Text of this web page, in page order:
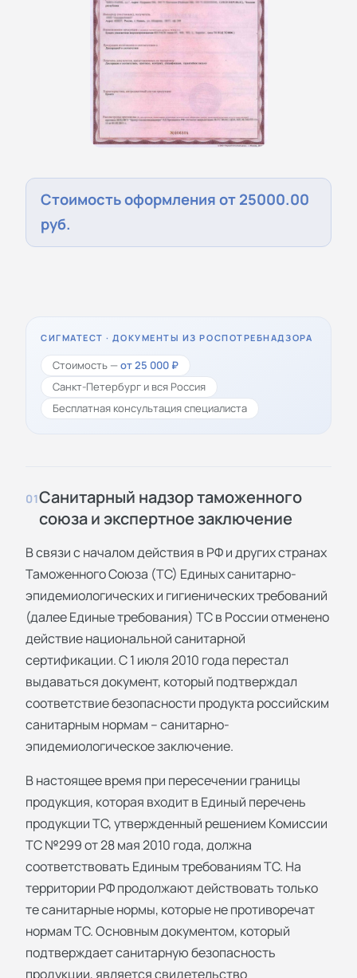
Стоимость оформления от 25000.00
руб.
СИГМАТЕСТ · ДОКУМЕНТЫ ИЗ РОСПОТРЕБНАДЗОРА
Стоимость —от 25 000 ₽
Санкт-Петербург и вся Россия
Бесплатная консультация специалиста
01Санитарный надзор таможенного
союза и экспертное заключение
В связи с началом действия в РФ и других странах
Таможенного Союза (ТС) Единых санитарно-
эпидемиологических и гигиенических требований
(далее Единые требования) ТС в России отменено
действие национальной санитарной
сертификации. С 1 июля 2010 года перестал
выдаваться документ, который подтверждал
соответствие безопасности продукта российским
санитарным нормам – санитарно-
эпидемиологическое заключение.
В настоящее время при пересечении границы
продукция, которая входит в Единый перечень
продукции ТС, утвержденный решением Комиссии
ТС №299 от 28 мая 2010 года, должна
соответствовать Единым требованиям ТС. На
территории РФ продолжают действовать только
те санитарные нормы, которые не противоречат
нормам ТС. Основным документом, который
подтверждает санитарную безопасность
продукции, является свидетельство